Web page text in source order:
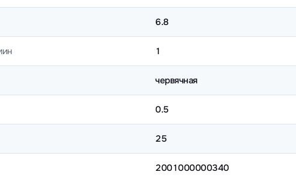
6.8
1
червячная
0.5
25
2001000000340